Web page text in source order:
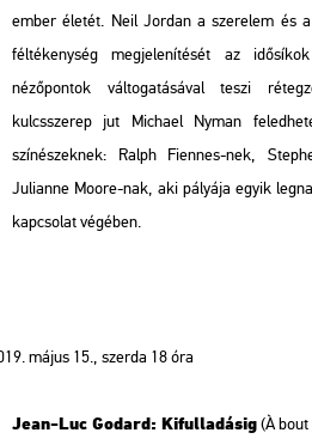
ember életét. Neil Jordan a szerelem és
féltékenység megjelenítését az
nézőpontok váltogatásával teszi
kulcsszerep jut Michael Nyman
színészeknek: Ralph Fiennes-nek,
Julianne Moore-nak, aki pályája egyik
kapcsolat végében.
május 15., szerda 18 óra
Jean-Luc Godard: Kifulladásig(À